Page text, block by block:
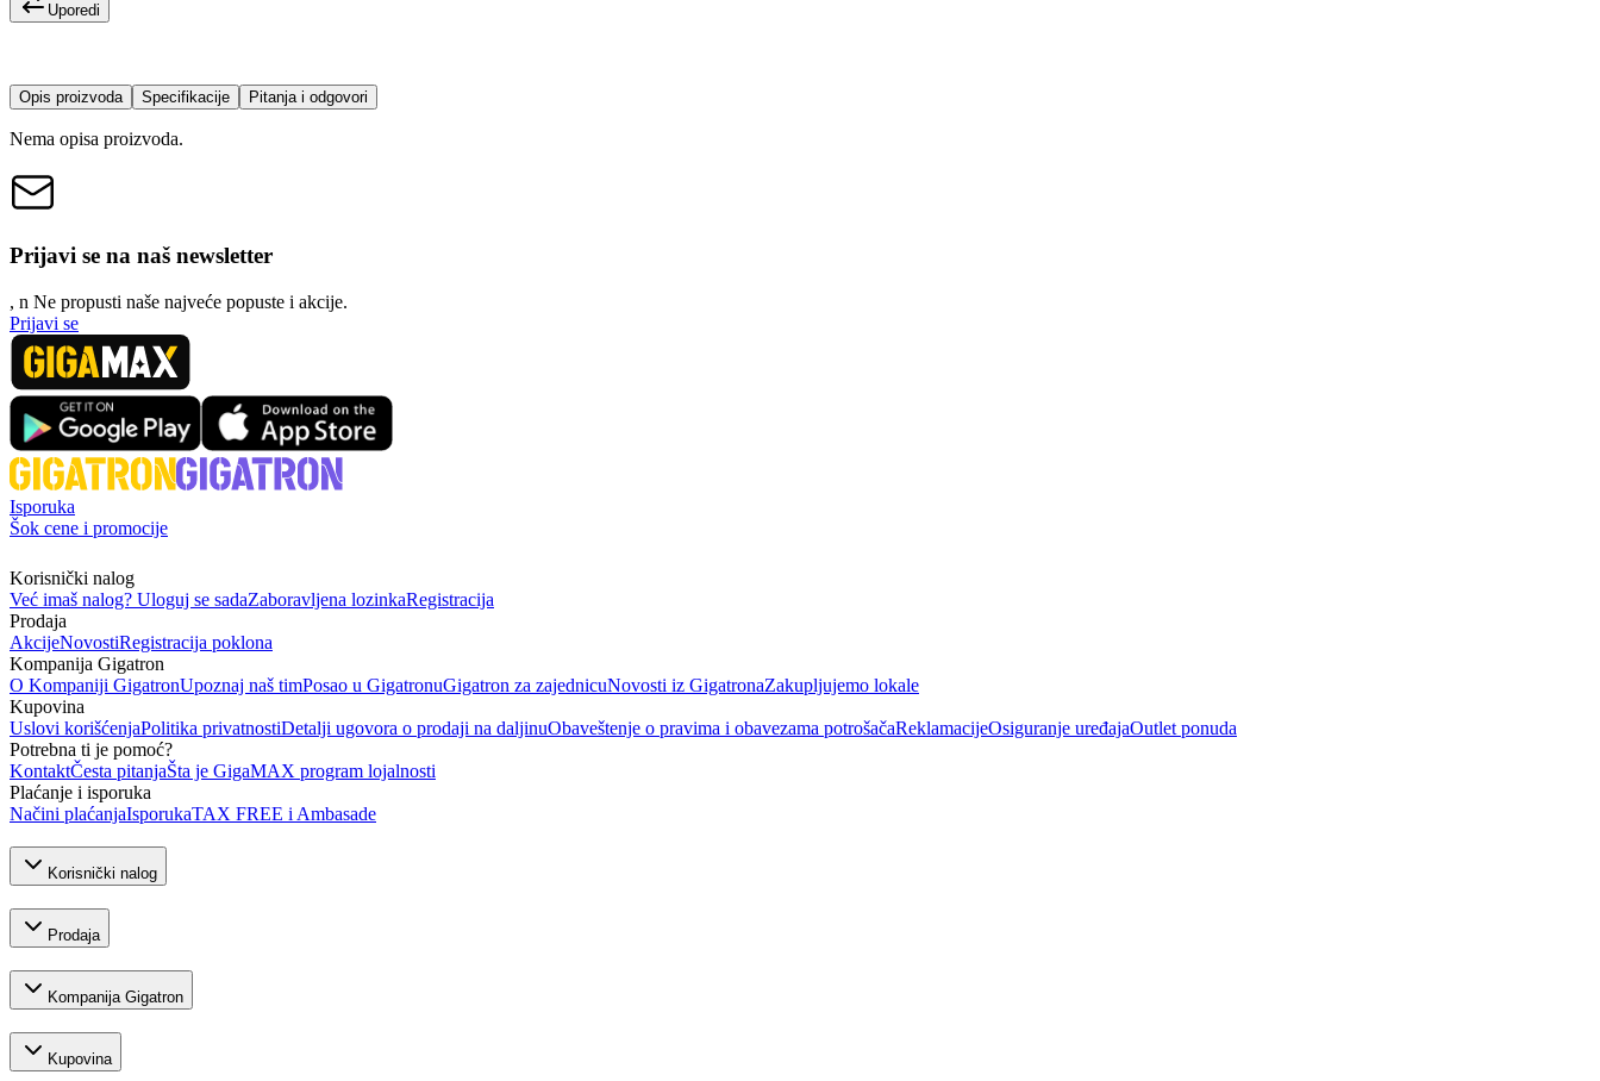
Uporedi
Opis proizvoda Specifikacije Pitanja i odgovori
Nema opisa proizvoda.
Prijavi se na naš newsletter
, n Ne propusti naše najveće popuste i akcije.
Prijavi se
Isporuka
Šok cene i promocije
Korisnički nalog
Već imaš nalog? Uloguj se sadaZaboravljena lozinkaRegistracija
Prodaja
AkcijeNovostiRegistracija poklona
Kompanija Gigatron
O Kompaniji GigatronUpoznaj naš timPosao u GigatronuGigatron za zajednicuNovosti iz GigatronaZakupljujemo lokale
Kupovina
Uslovi korišćenjaPolitika privatnostiDetalji ugovora o prodaji na daljinuObaveštenje o pravima i obavezama potrošačaReklamacijeOsiguranje uređajaOutlet ponuda
Potrebna ti je pomoć?
KontaktČesta pitanjaŠta je GigaMAX program lojalnosti
Plaćanje i isporuka
Načini plaćanjaIsporukaTAX FREE i Ambasade
Korisnički nalog
Prodaja
Kompanija Gigatron
Kupovina